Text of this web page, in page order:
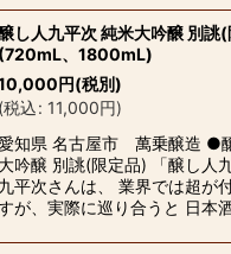
し人九平次 純米大吟醸 別誂
(720mL、1800mL)
円(税別)
(税込: 11,000円)
知県 名古屋市 萬乗醸造 ●
大吟醸 別誂(限定品) 「醸し人
九平次さんは、 業界では超が
が、実際に巡り合うと 日本